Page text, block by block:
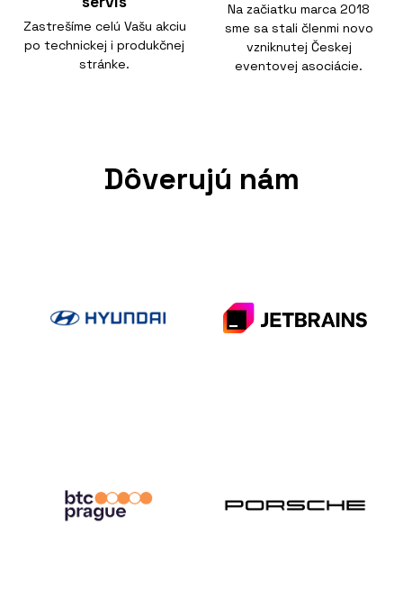
Zastrešíme celú Vašu akciu
po technickej i produkčnej
stránke.
Na začiatku marca 2018
sme sa stali členmi novo
vzniknutej Českej
eventovej asociácie.
Dôverujú nám